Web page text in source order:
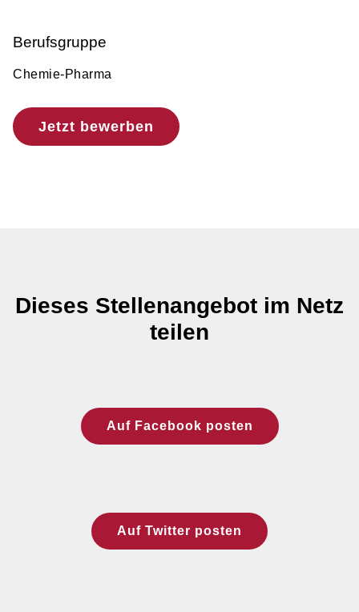
Berufsgruppe
Chemie-Pharma
Jetzt bewerben
Dieses Stellenangebot im Netz
teilen
Auf Facebook posten
Auf Twitter posten